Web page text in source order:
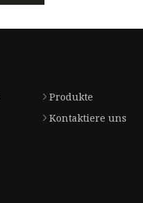
Produkte
Kontaktiere uns